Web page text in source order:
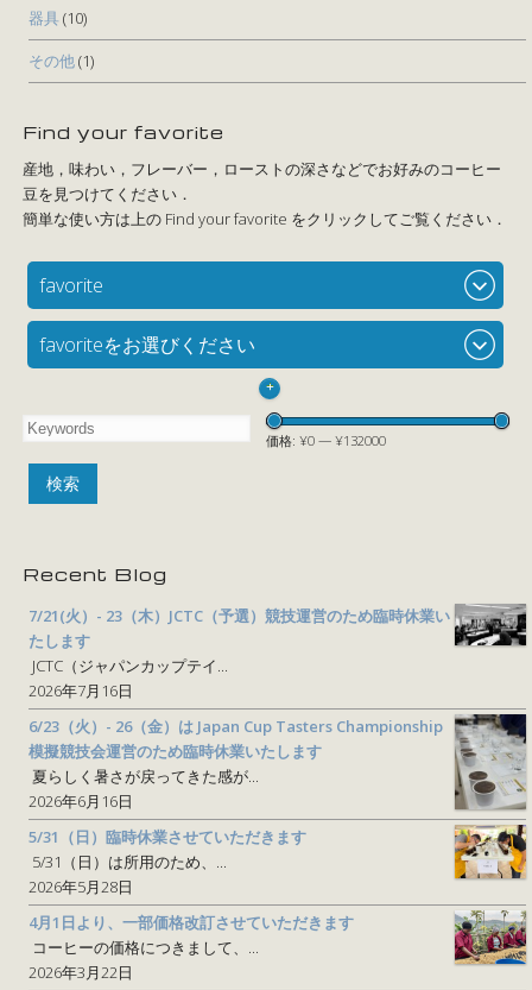
器具(10)
その他(1)
Find your favorite
favorite
favoriteをお選びください
+
価格: ¥0— ¥132000
Recent Blog
7/21(火）- 23（木）JCTC（予選）競技運営のため臨時休業い
たします
JCTC（ジャパンカップテイ...
2026年7月16日
6/23（火）- 26（金）は Japan Cup Tasters Championship
模擬競技会運営のため臨時休業いたします
夏らしく暑さが戻ってきた感が...
2026年6月16日
5/31（日）臨時休業させていただきます
5/31（日）は所用のため、...
2026年5月28日
4月1日より、一部価格改訂させていただきます
コーヒーの価格につきまして、...
2026年3月22日